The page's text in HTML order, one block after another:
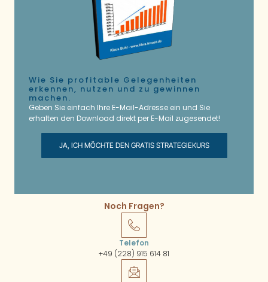
Wie Sie profitable Gelegenheiten
erkennen, nutzen und zu gewinnen
machen.
Geben Sie einfach Ihre E-Mail-Adresse ein und Sie
erhalten den Download direkt per E-Mail zugesendet!
JA, ICH MÖCHTE DEN GRATIS STRATEGIEKURS
Noch Fragen?
Telefon
+49 (228) 915 614 81